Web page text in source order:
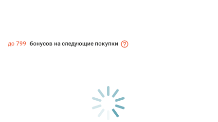
до 799 бонусов на следующие покупки